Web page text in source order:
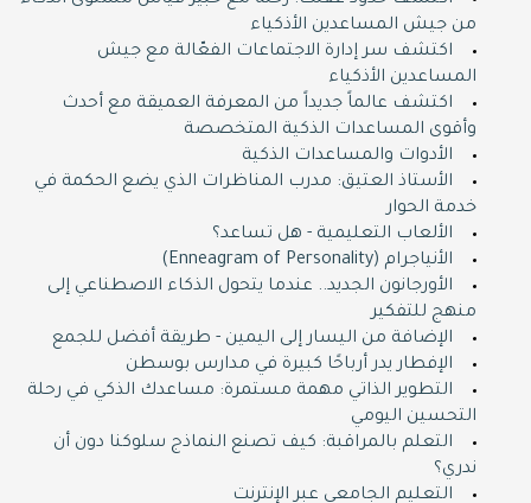
من جيش المساعدين الأذكياء
اكتشف سر إدارة الاجتماعات الفعّالة مع جيش
المساعدين الأذكياء
اكتشف عالماً جديداً من المعرفة العميقة مع أحدث
وأقوى المساعدات الذكية المتخصصة
الأدوات والمساعدات الذكية
الأستاذ العتيق: مدرب المناظرات الذي يضع الحكمة في
خدمة الحوار
الألعاب التعليمية - هل تساعد؟
الأنياجرام (Enneagram of Personality)
الأورجانون الجديد.. عندما يتحول الذكاء الاصطناعي إلى
منهج للتفكير
الإضافة من اليسار إلى اليمين - طريقة أفضل للجمع
الإفطار يدر أرباحًا كبيرة في مدارس بوسطن
التطوير الذاتي مهمة مستمرة: مساعدك الذكي في رحلة
التحسين اليومي
التعلم بالمراقبة: كيف تصنع النماذج سلوكنا دون أن
ندري؟
التعليم الجامعي عبر الإنترنت